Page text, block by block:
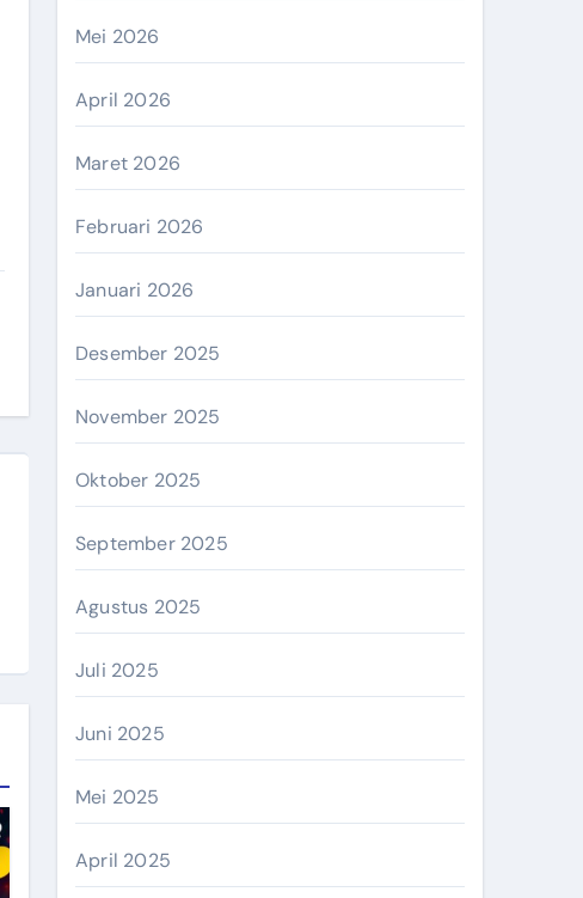
Mei 2026
April 2026
Maret 2026
Februari 2026
Januari 2026
Desember 2025
November 2025
Oktober 2025
September 2025
Agustus 2025
Juli 2025
Juni 2025
Mei 2025
April 2025